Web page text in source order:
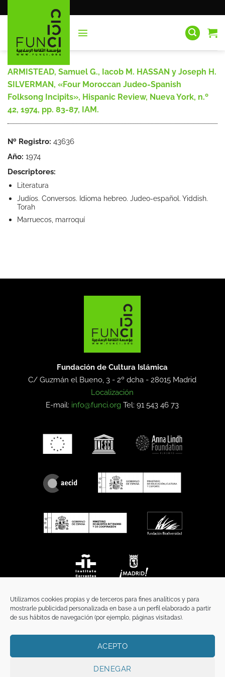
Utilizamos cookies propias y de terceros para fines analíticos y para
mostrarle publicidad personalizada en base a un perfil elaborado a partir
de sus hábitos de navegación (por ejemplo, páginas visitadas).
ACEPTO
DENEGAR
al
ARMISTEAD, Samuel G., Iacob M. HASSAN y Joseph H.
SILVERMAN, «Four Moroccan Judeo-Spanish
Folksong Incipits», Hispanic Review, Nueva York, n.º
42, 1974, pp. 83-87, IAM.
Nº Registro: 43636
Año: 1974
Descriptores:
Literatura
Judíos. Conversos. Idioma hebreo. Judeo-español. Yiddish.
Torah
Marruecos, marroquí
Fundación de Cultura Islámica
C/ Guzmán el Bueno, 3 - 2º dcha -28015 Madrid
Localización
E-mail: info@funci.org Tel: 91 543 46 73
TÉRMINOS Y CONDICIONES